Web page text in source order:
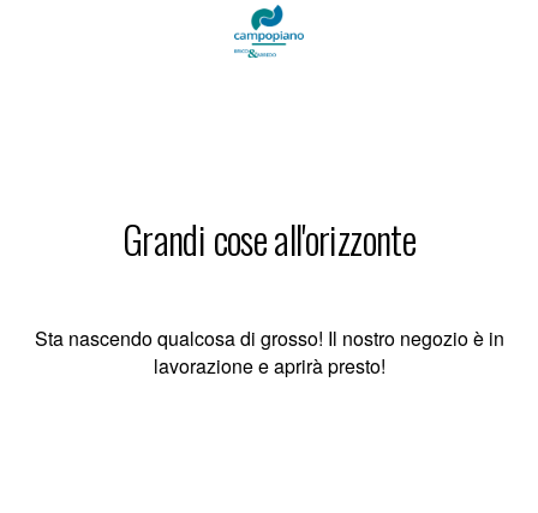
Grandi cose all'orizzonte
Sta nascendo qualcosa di grosso! Il nostro negozio è in
lavorazione e aprirà presto!